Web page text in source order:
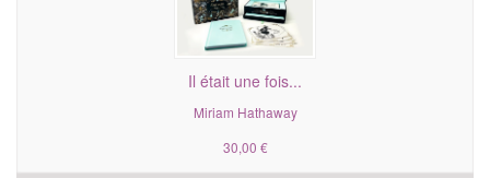
Il était une fois...
Miriam Hathaway
30,00 €